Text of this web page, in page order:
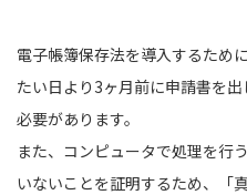
電子帳簿保存法を導入するため
たい日より3ヶ月前に申請書を
必要があります。
また、コンピュータで処理を行
いないことを証明するため、「